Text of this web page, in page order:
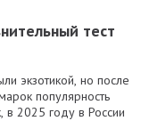
тест
экзотикой, но после
популярность
в 2025 году в России